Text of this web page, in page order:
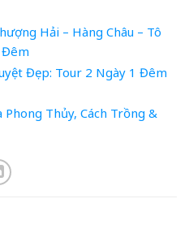
Hải – Hàng Châu – Tô
Đêm
Đẹp: Tour 2 Ngày 1 Đêm
Thủy, Cách Trồng &